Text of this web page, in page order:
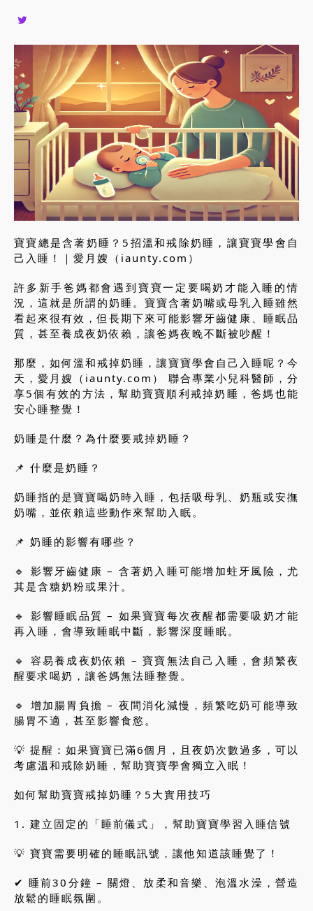
寶寶總是含著奶睡？5招溫和戒除奶睡，讓寶寶學會自
己入睡！｜愛月嫂（iaunty.com）
許多新手爸媽都會遇到寶寶一定要喝奶才能入睡的情
況，這就是所謂的奶睡。寶寶含著奶嘴或母乳入睡雖然
看起來很有效，但長期下來可能影響牙齒健康、睡眠品
質，甚至養成夜奶依賴，讓爸媽夜晚不斷被吵醒！
那麼，如何溫和戒掉奶睡，讓寶寶學會自己入睡呢？今
天，愛月嫂（iaunty.com） 聯合專業小兒科醫師，分
享5個有效的方法，幫助寶寶順利戒掉奶睡，爸媽也能
安心睡整覺！
奶睡是什麼？為什麼要戒掉奶睡？
📌 什麼是奶睡？
奶睡指的是寶寶喝奶時入睡，包括吸母乳、奶瓶或安撫
奶嘴，並依賴這些動作來幫助入眠。
📌 奶睡的影響有哪些？
🔹 影響牙齒健康 – 含著奶入睡可能增加蛀牙風險，尤
其是含糖奶粉或果汁。
🔹 影響睡眠品質 – 如果寶寶每次夜醒都需要吸奶才能
再入睡，會導致睡眠中斷，影響深度睡眠。
🔹 容易養成夜奶依賴 – 寶寶無法自己入睡，會頻繁夜
醒要求喝奶，讓爸媽無法睡整覺。
🔹 增加腸胃負擔 – 夜間消化減慢，頻繁吃奶可能導致
腸胃不適，甚至影響食慾。
💡 提醒：如果寶寶已滿6個月，且夜奶次數過多，可以
考慮溫和戒除奶睡，幫助寶寶學會獨立入眠！
如何幫助寶寶戒掉奶睡？5大實用技巧
1. 建立固定的「睡前儀式」，幫助寶寶學習入睡信號
💡 寶寶需要明確的睡眠訊號，讓他知道該睡覺了！
✔ 睡前30分鐘 – 關燈、放柔和音樂、泡溫水澡，營造
放鬆的睡眠氛圍。